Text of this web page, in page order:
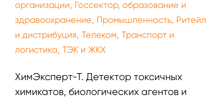
организации, Госсектор, образование и
здравоохранение, Промышленность, Ритейл
и дистрибуция, Телеком, Транспорт и
логистика, ТЭК и ЖКХ
ХимЭксперт-Т. Детектор токсичных
химикатов, биологических агентов и